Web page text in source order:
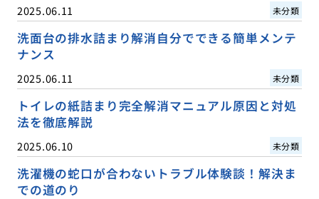
2025.06.11 未分類
洗面台の排水詰まり解消自分でできる簡単メンテ
ナンス
2025.06.11 未分類
トイレの紙詰まり完全解消マニュアル原因と対処
法を徹底解説
2025.06.10 未分類
洗濯機の蛇口が合わないトラブル体験談！解決ま
での道のり